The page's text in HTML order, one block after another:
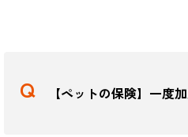
【ペットの保険】一度